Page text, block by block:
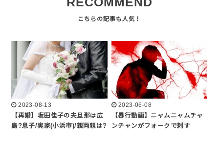
2023-08-13
【再婚】坂田佳子の夫旦那は広
島?息子/実家(小浜市)/親両親は?
2023-06-08
【暴行動画】ニャムニャムチャ
ンチャンがフォークで刺す